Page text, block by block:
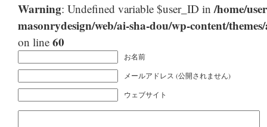
Warning: Undefined variable $user_ID in/home/
masonrydesign/web/ai-sha-dou/wp-content/
on line 60
お名前
メールアドレス (公開されません)
ウェブサイト